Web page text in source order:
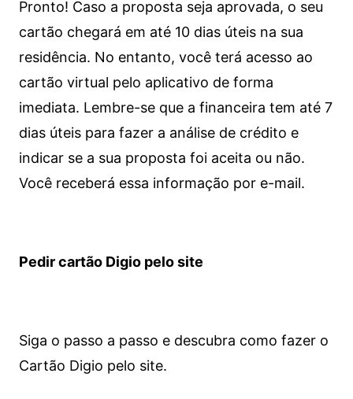
Pronto! Caso a proposta seja aprovada, o seu
cartão chegará em até 10 dias úteis na sua
residência. No entanto, você terá acesso ao
cartão virtual pelo aplicativo de forma
imediata. Lembre-se que a financeira tem até 7
dias úteis para fazer a análise de crédito e
indicar se a sua proposta foi aceita ou não.
Você receberá essa informação por e-mail.
Pedir cartão Digio pelo site
Siga o passo a passo e descubra como fazer o
Cartão Digio pelo site.